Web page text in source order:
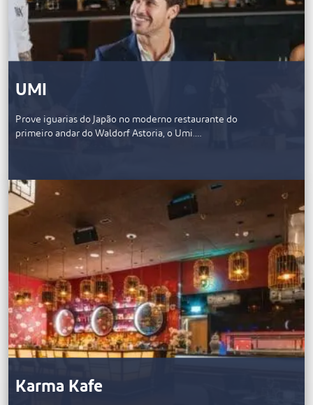
UMI
Prove iguarias do Japão no moderno restaurante do
primeiro andar do Waldorf Astoria, o Umi.…
Karma Kafe